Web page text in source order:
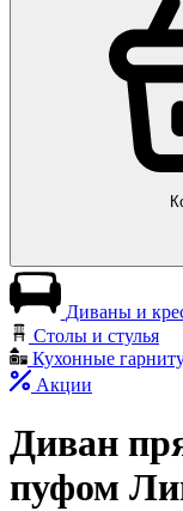
Диваны и
Столы и стулья
Кухонные
Акции
Диван
пуфом